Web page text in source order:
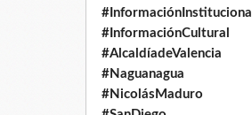
#InformaciónInstitucional
#InformaciónCultural
#AlcaldíadeValencia
#Naguanagua
#NicolásMaduro